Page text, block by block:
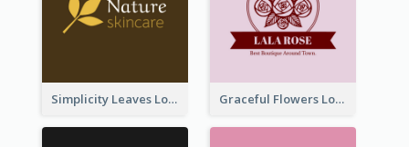
Simplicity Leaves Logo For Body Care Store Graceful Flowers Logo In Round Shape